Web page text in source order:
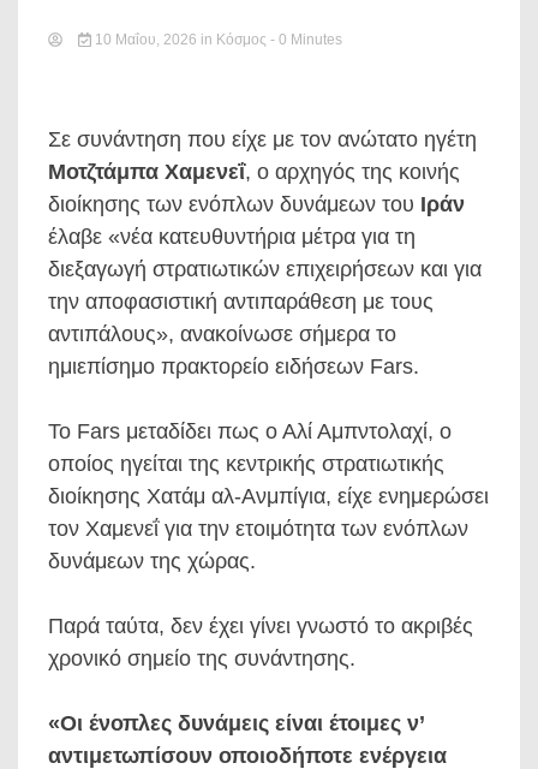
10 Μαΐου, 2026 in Κόσμος - 0 Minutes
Σε συνάντηση που είχε με τον ανώτατο ηγέτη
Μοτζτάμπα Χαμενεΐ, ο αρχηγός της κοινής
διοίκησης των ενόπλων δυνάμεων του Ιράν
έλαβε «νέα κατευθυντήρια μέτρα για τη
διεξαγωγή στρατιωτικών επιχειρήσεων και για
την αποφασιστική αντιπαράθεση με τους
αντιπάλους», ανακοίνωσε σήμερα το
ημιεπίσημο πρακτορείο ειδήσεων Fars.
Το Fars μεταδίδει πως ο Αλί Αμπντολαχί, ο
οποίος ηγείται της κεντρικής στρατιωτικής
διοίκησης Χατάμ αλ-Ανμπίγια, είχε ενημερώσει
τον Χαμενεΐ για την ετοιμότητα των ενόπλων
δυνάμεων της χώρας.
Παρά ταύτα, δεν έχει γίνει γνωστό το ακριβές
χρονικό σημείο της συνάντησης.
«Οι ένοπλες δυνάμεις είναι έτοιμες ν’
αντιμετωπίσουν οποιοδήποτε ενέργεια